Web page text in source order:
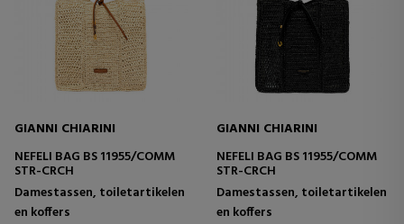
GIANNI CHIARINI
NEFELI BAG BS 11955/COMM
STR-CRCH
Damestassen, toiletartikelen
en koffers
GIANNI CHIARINI
NEFELI BAG BS 11955/COMM
STR-CRCH
Damestassen, toiletartikelen
en koffers